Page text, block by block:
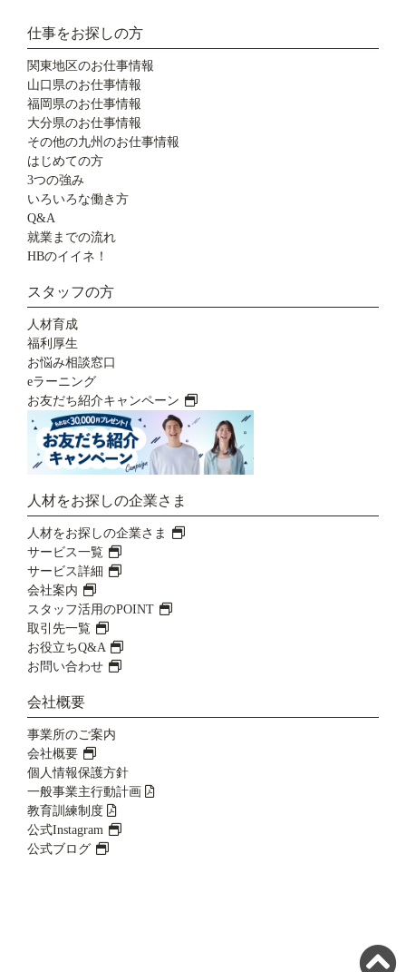
仕事をお探しの方
関東地区のお仕事情報
山口県のお仕事情報
福岡県のお仕事情報
大分県のお仕事情報
その他の九州のお仕事情報
はじめての方
3つの強み
いろいろな働き方
Q&A
就業までの流れ
HBのイイネ！
スタッフの方
人材育成
福利厚生
お悩み相談窓口
eラーニング
お友だち紹介キャンペーン
人材をお探しの企業さま
人材をお探しの企業さま
サービス一覧
サービス詳細
会社案内
スタッフ活用のPOINT
取引先一覧
お役立ちQ&A
お問い合わせ
会社概要
事業所のご案内
会社概要
個人情報保護方針
一般事業主行動計画
教育訓練制度
公式Instagram
公式ブログ